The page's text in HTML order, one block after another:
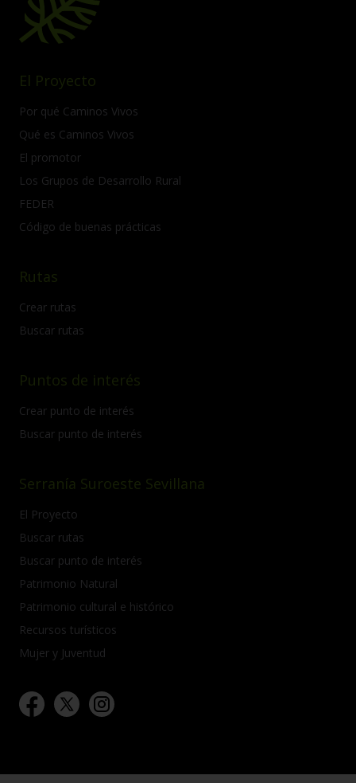
El Proyecto
Por qué Caminos Vivos
Qué es Caminos Vivos
El promotor
Los Grupos de Desarrollo Rural
FEDER
Código de buenas prácticas
Rutas
Crear rutas
Buscar rutas
Puntos de interés
Crear punto de interés
Buscar punto de interés
Serranía Suroeste Sevillana
El Proyecto
Buscar rutas
Buscar punto de interés
Patrimonio Natural
Patrimonio cultural e histórico
Recursos turísticos
Mujer y Juventud